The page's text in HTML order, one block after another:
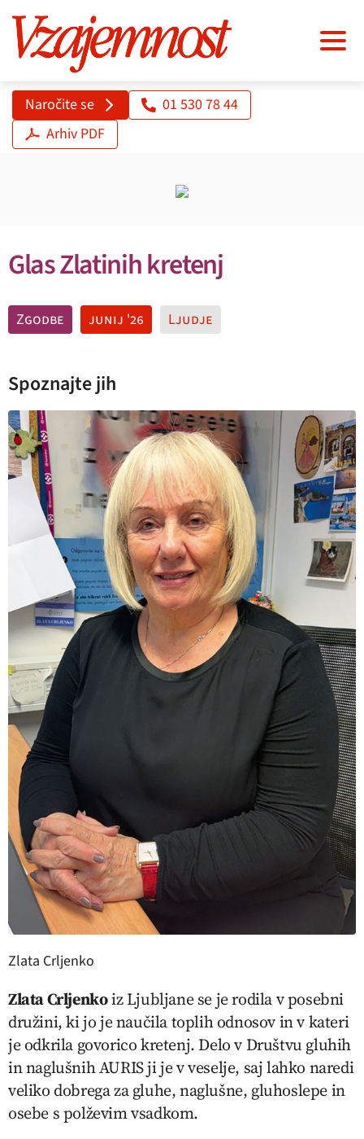
Naročite se
01 530 78 44
Arhiv PDF
Glas Zlatinih kretenj
Zgodbe junij '26 Ljudje
Spoznajte jih
Zlata Crljenko
Zlata Crljenkoiz Ljubljane se je rodila v posebni
družini, ki jo je naučila toplih odnosov in v kateri
je odkrila govorico kretenj. Delo v Društvu gluhih
in naglušnih AURIS ji je v veselje, saj lahko naredi
veliko dobrega za gluhe, naglušne, gluhoslepe in
osebe s polževim vsadkom.